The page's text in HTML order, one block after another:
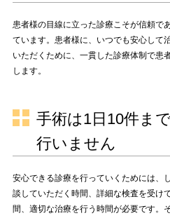
患者様の目線に立った診療こそが信頼で
ています。患者様に、いつでも安心して
いただくために、一貫した診療体制で患
します。
手術は1日10件ま
行いません
安心できる診療を行っていくためには、
談していただく時間、詳細な検査を受け
間、適切な治療を行う時間が必要です。